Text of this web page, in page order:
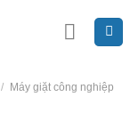
/
Máy giặt công nghiệp